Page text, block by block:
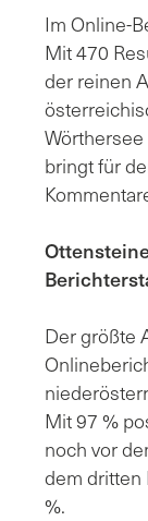
Im Online-
Mit 470
der reinen
bringt für
Der größte
Mit 97 %
noch vor
dem dritten
%.